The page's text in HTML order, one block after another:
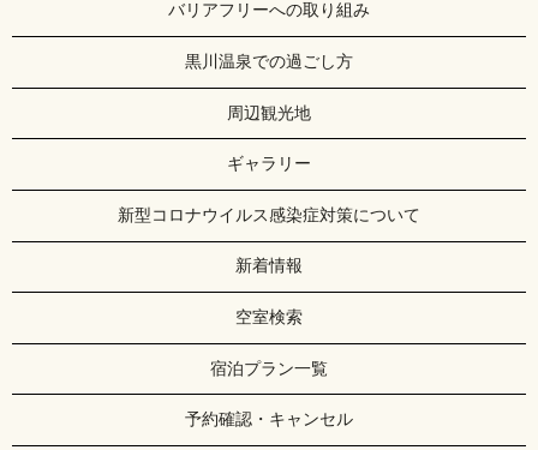
バリアフリーへの取り組み
黒川温泉での過ごし方
周辺観光地
ギャラリー
新型コロナウイルス感染症対策について
新着情報
空室検索
宿泊プラン一覧
予約確認・キャンセル